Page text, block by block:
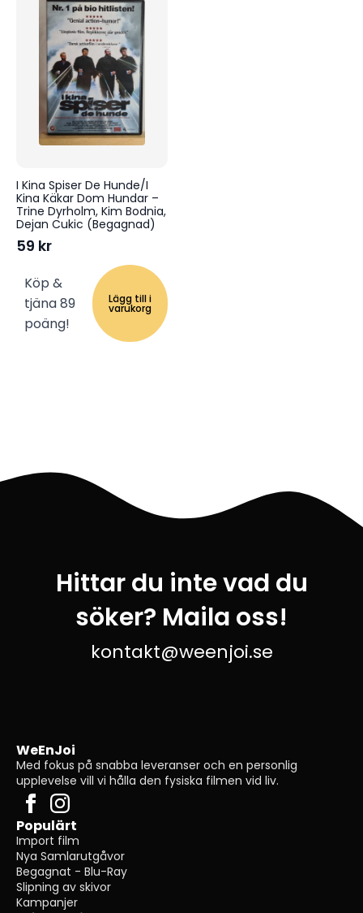
I Kina Spiser De Hunde/I
Kina Käkar Dom Hundar –
Trine Dyrholm, Kim Bodnia,
Dejan Cukic (Begagnad)
59 kr
Köp &
tjäna 89
poäng!
Lägg till i
varukorg
Hittar du inte vad du
söker? Maila oss!
kontakt@weenjoi.se
WeEnJoi
Med fokus på snabba leveranser och en personlig
upplevelse vill vi hålla den fysiska filmen vid liv.
Populärt
Import film
Nya Samlarutgåvor
Begagnat - Blu-Ray
Slipning av skivor
Kampanjer